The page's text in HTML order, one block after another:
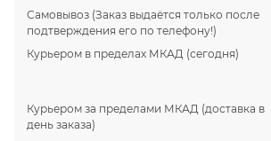
Самовывоз (Заказ выдаётся только после
подтверждения его по телефону!)
Курьером в пределах МКАД (сегодня)
Курьером за пределами МКАД (доставка в
день заказа)